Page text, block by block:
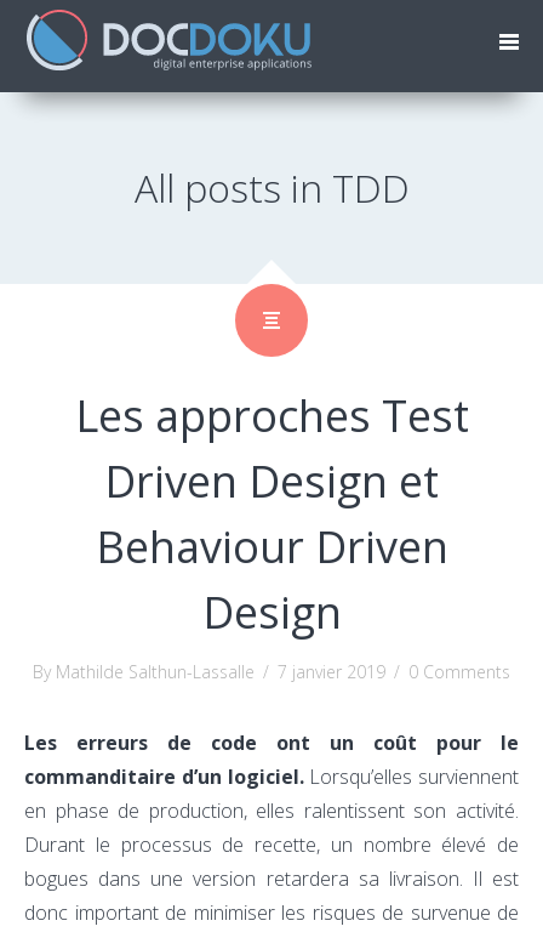
All posts in TDD
Les approches Test
Driven Design et
Behaviour Driven
Design
By Mathilde Salthun-Lassalle / 7 janvier 2019 / 0 Comments
Les erreurs de code ont un coût pour le
commanditaire d’un logiciel. Lorsqu’elles surviennent
en phase de production, elles ralentissent son activité.
Durant le processus de recette, un nombre élevé de
bogues dans une version retardera sa livraison. Il est
donc important de minimiser les risques de survenue de